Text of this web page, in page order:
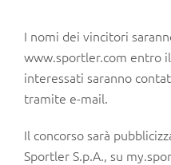
I nomi dei vincitori
www.sportler.com entro
interessati saranno
tramite e-mail.
Il concorso sarà
Sportler S.p.A., su